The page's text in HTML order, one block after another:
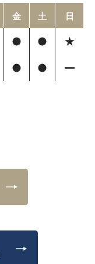
金 土 日